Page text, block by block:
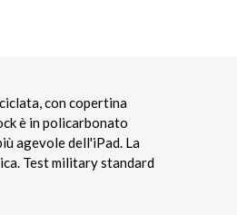
con copertina
è in policarbonato
agevole dell'iPad. La
Test military standard